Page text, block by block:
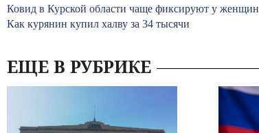
Ковид в Курской области чаще фиксируют у женщин
Как курянин купил халву за 34 тысячи
ЕЩЕ В РУБРИКЕ